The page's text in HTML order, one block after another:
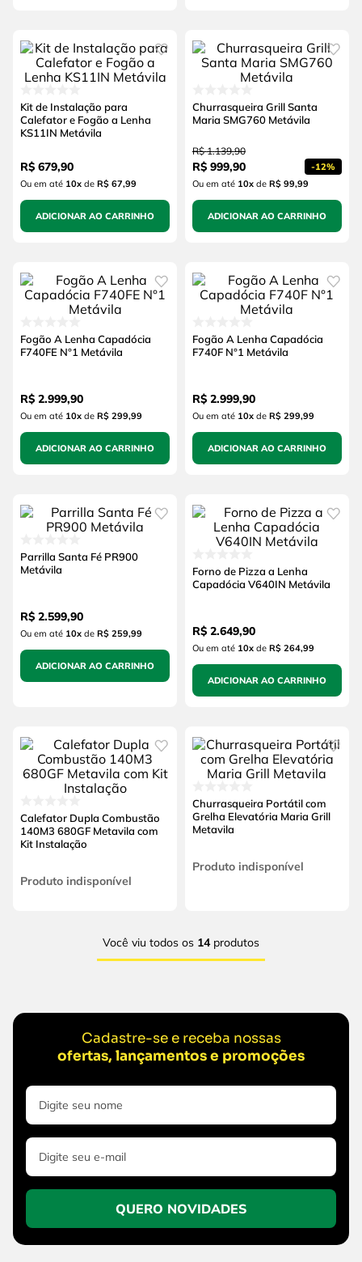
Kit de Instalação para
Calefator e Fogão a Lenha
KS11IN Metávila
R$ 679,90
Ou em até 10xde R$ 67,99
ADICIONAR AO CARRINHO
Churrasqueira Grill Santa
Maria SMG760 Metávila
R$ 1.139,90
R$ 999,90 -12%
Ou em até 10xde R$ 99,99
ADICIONAR AO CARRINHO
Fogão A Lenha Capadócia
F740FE N°1 Metávila
R$ 2.999,90
Ou em até 10xde R$ 299,99
ADICIONAR AO CARRINHO
Fogão A Lenha Capadócia
F740F N°1 Metávila
R$ 2.999,90
Ou em até 10xde R$ 299,99
ADICIONAR AO CARRINHO
Parrilla Santa Fé PR900
Metávila
R$ 2.599,90
Ou em até 10xde R$ 259,99
ADICIONAR AO CARRINHO
Forno de Pizza a Lenha
Capadócia V640IN Metávila
R$ 2.649,90
Ou em até 10xde R$ 264,99
ADICIONAR AO CARRINHO
Calefator Dupla Combustão
140M3 680GF Metavila com
Kit Instalação
Produto indisponível
Churrasqueira Portátil com
Grelha Elevatória Maria Grill
Metavila
Produto indisponível
Você viu todos os 14produtos
Cadastre-se e receba nossas
ofertas, lançamentos e promoções
QUERO NOVIDADES